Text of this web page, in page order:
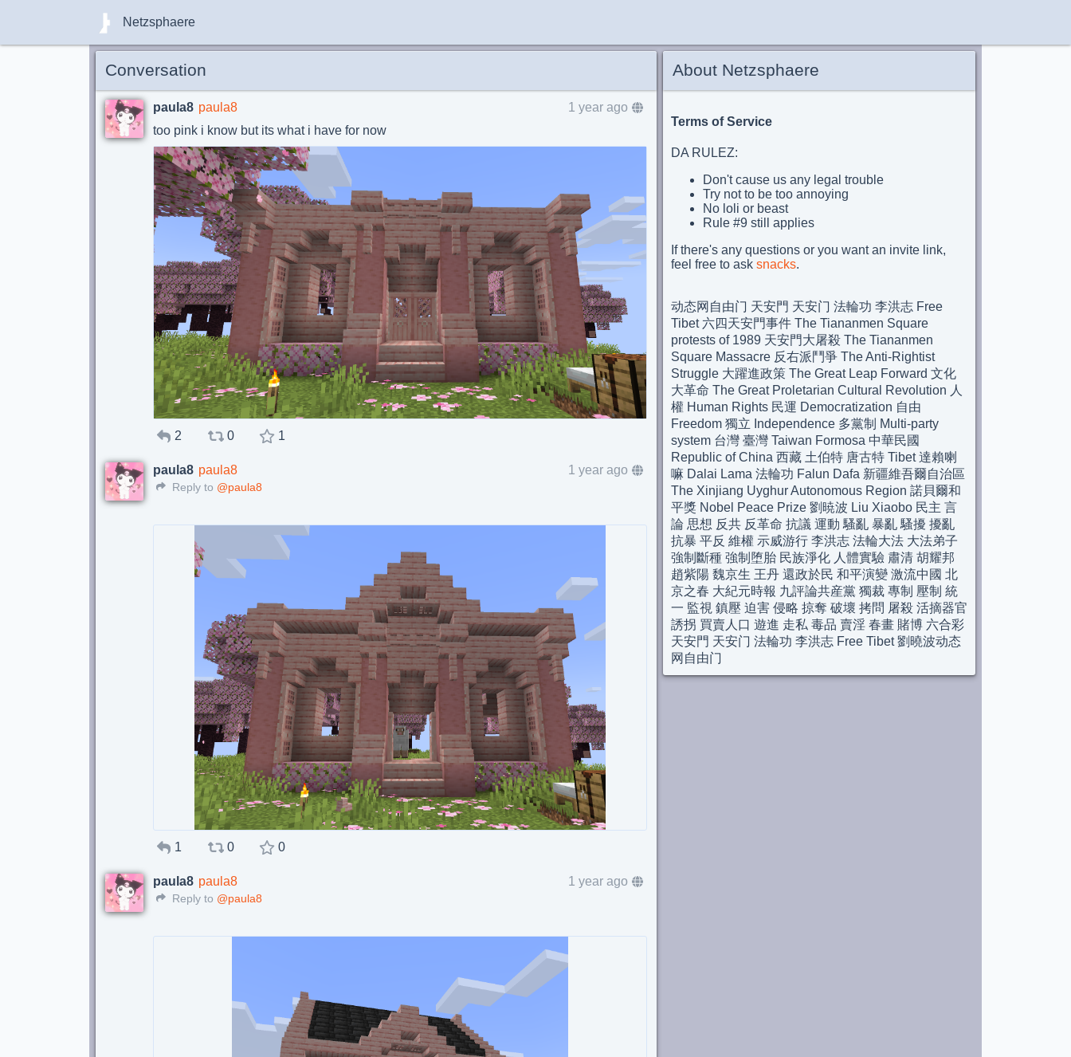
Netzsphaere
Conversation
paula8 paula8
1 year ago
too pink i know but its what i have for now
2 0 1
paula8 paula8 1 year ago
Reply to @paula8
1 0 0
paula8 paula8 1 year ago
Reply to @paula8
About Netzsphaere
Terms of Service
DA RULEZ:
Don't cause us any legal trouble
Try not to be too annoying
No loli or beast
Rule #9 still applies
If there's any questions or you want an invite link,
feel free to ask snacks.
动态网自由门 天安門 天安门 法輪功 李洪志 Free
Tibet 六四天安門事件 The Tiananmen Square
protests of 1989 天安門大屠殺 The Tiananmen
Square Massacre 反右派鬥爭 The Anti-Rightist
Struggle 大躍進政策 The Great Leap Forward 文化
大革命 The Great Proletarian Cultural Revolution 人
權 Human Rights 民運 Democratization 自由
Freedom 獨立 Independence 多黨制 Multi-party
system 台灣 臺灣 Taiwan Formosa 中華民國
Republic of China 西藏 土伯特 唐古特 Tibet 達賴喇
嘛 Dalai Lama 法輪功 Falun Dafa 新疆維吾爾自治區
The Xinjiang Uyghur Autonomous Region 諾貝爾和
平獎 Nobel Peace Prize 劉暁波 Liu Xiaobo 民主 言
論 思想 反共 反革命 抗議 運動 騷亂 暴亂 騷擾 擾亂
抗暴 平反 維權 示威游行 李洪志 法輪大法 大法弟子
強制斷種 強制堕胎 民族淨化 人體實驗 肅清 胡耀邦
趙紫陽 魏京生 王丹 還政於民 和平演變 激流中國 北
京之春 大紀元時報 九評論共産黨 獨裁 專制 壓制 統
一 監視 鎮壓 迫害 侵略 掠奪 破壞 拷問 屠殺 活摘器官
誘拐 買賣人口 遊進 走私 毒品 賣淫 春畫 賭博 六合彩
天安門 天安门 法輪功 李洪志 Free Tibet 劉曉波动态
网自由门